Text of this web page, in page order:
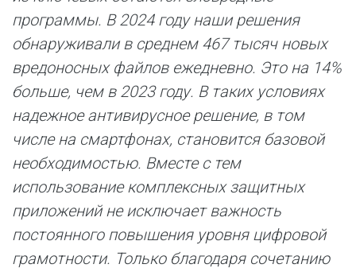
программы. В 2024 году наши решения
обнаруживали в среднем 467 тысяч новых
вредоносных файлов ежедневно. Это на 14%
больше, чем в 2023 году. В таких условиях
надежное антивирусное решение, в том
числе на смартфонах, становится базовой
необходимостью. Вместе с тем
использование комплексных защитных
приложений не исключает важность
постоянного повышения уровня цифровой
грамотности. Только благодаря сочетанию